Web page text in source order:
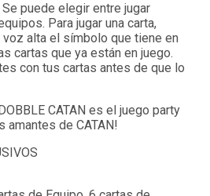
puede elegir entre jugar
Para jugar una carta,
voz alta el símbolo que tiene en
cartas que ya están en juego.
con tus cartas antes de que lo
CATAN es el juego party
amantes de CATAN!